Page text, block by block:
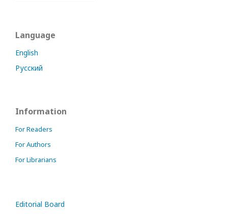
Language
English
Русский
Information
For Readers
For Authors
For Librarians
Editorial Board